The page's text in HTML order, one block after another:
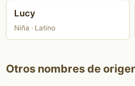
Lucy
Niña · Latino
Otros nombres de